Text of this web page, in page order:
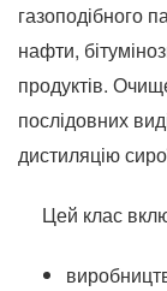
газоподібного
нафти,
продуктів.
послідовних
дистиляцію
Цей клас